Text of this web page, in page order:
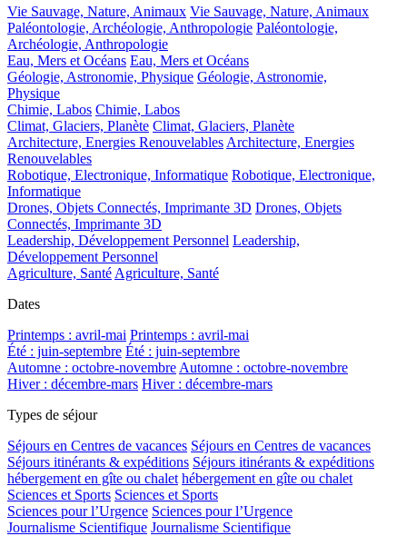
Vie Sauvage, Nature, Animaux Vie Sauvage, Nature, Animaux
Paléontologie, Archéologie, Anthropologie Paléontologie,
Archéologie, Anthropologie
Eau, Mers et Océans Eau, Mers et Océans
Géologie, Astronomie, Physique Géologie, Astronomie,
Physique
Chimie, Labos Chimie, Labos
Climat, Glaciers, Planète Climat, Glaciers, Planète
Architecture, Energies Renouvelables Architecture, Energies
Renouvelables
Robotique, Electronique, Informatique Robotique, Electronique,
Informatique
Drones, Objets Connectés, Imprimante 3D Drones, Objets
Connectés, Imprimante 3D
Leadership, Développement Personnel Leadership,
Développement Personnel
Agriculture, Santé Agriculture, Santé
Dates
Printemps : avril-mai Printemps : avril-mai
Été : juin-septembre Été : juin-septembre
Automne : octobre-novembre Automne : octobre-novembre
Hiver : décembre-mars Hiver : décembre-mars
Types de séjour
Séjours en Centres de vacances Séjours en Centres de vacances
Séjours itinérants & expéditions Séjours itinérants & expéditions
hébergement en gîte ou chalet hébergement en gîte ou chalet
Sciences et Sports Sciences et Sports
Sciences pour l’Urgence Sciences pour l’Urgence
Journalisme Scientifique Journalisme Scientifique